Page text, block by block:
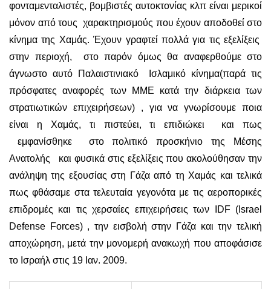
φονταμενταλιστές, βομβιστές αυτοκτονίας κλπ είναι μερικοί
μόνον από τους χαρακτηρισμούς που έχουν αποδοθεί στο
κίνημα της Χαμάς. Έχουν γραφτεί πολλά για τις εξελίξεις
στην περιοχή, στο παρόν όμως θα αναφερθούμε στο
άγνωστο αυτό Παλαιστινιακό Ισλαμικό κίνημα(παρά τις
πρόσφατες αναφορές των ΜΜΕ κατά την διάρκεια των
στρατιωτικών επιχειρήσεων) , για να γνωρίσουμε ποια
είναι η Χαμάς, τι πιστεύει, τι επιδιώκει και πως
εμφανίσθηκε στο πολιτικό προσκήνιο της Μέσης
Ανατολής και φυσικά στις εξελίξεις που ακολούθησαν την
ανάληψη της εξουσίας στη Γάζα από τη Χαμάς και τελικά
πως φθάσαμε στα τελευταία γεγονότα με τις αεροπορικές
επιδρομές και τις χερσαίες επιχειρήσεις των IDF (Israel
Defense Forces) , την εισβολή στην Γάζα και την τελική
αποχώρηση, μετά την μονομερή ανακωχή που αποφάσισε
το Ισραήλ στις 19 Ιαν. 2009.